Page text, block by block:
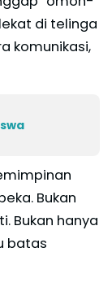
di telinga
komunikasi,
Bukan
Bukan hanya
batas